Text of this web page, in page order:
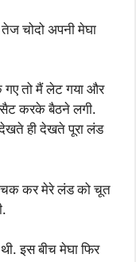
चोदो अपनी मेघा
तो मैं लेट गया और
करके बैठने लगी.
ही देखते पूरा लंड
कर मेरे लंड को चूत
इस बीच मेघा फिर